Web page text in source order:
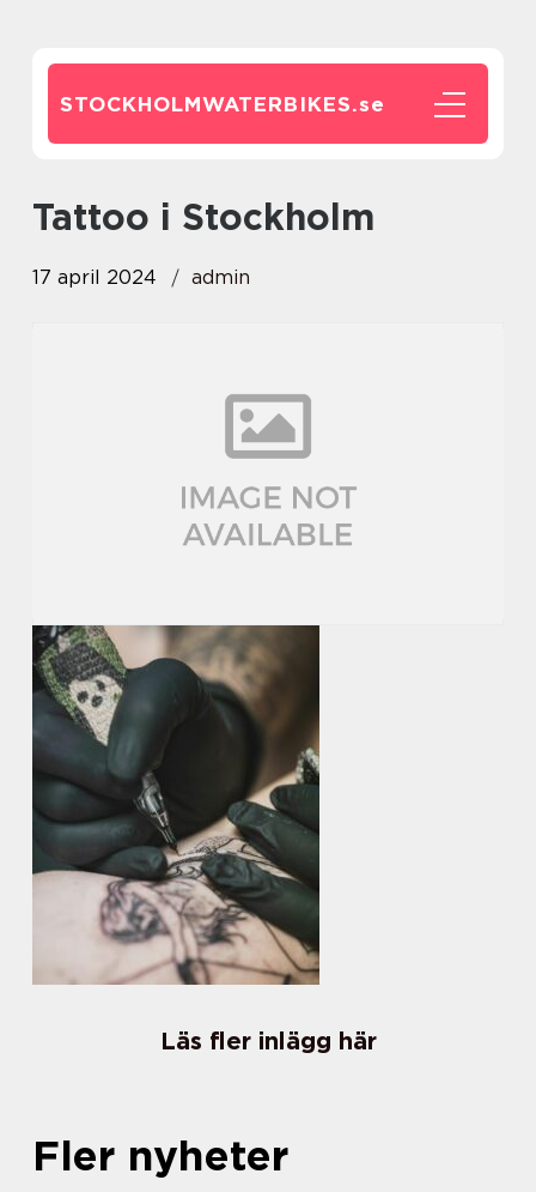
STOCKHOLMWATERBIKES.se
Tattoo i Stockholm
17 april 2024 admin
Läs fler inlägg här
Fler nyheter